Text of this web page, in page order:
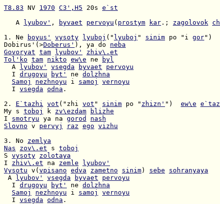
T8.83 NV 1970 C3',H5 20s e`st
   A
lyubov' , byvaet pervoyu ( prostym kar .; zagolovok
1. Ne
boyus' vysoty lyuboj (" lyuboj " sinim po "i gor
Dobirus'(>Doberus' ), ya do neba
Govoryat tam lyubov'
zhiv\.et
Tol'ko tam nikto ew\e ne
byl
  A
lyubov' vsegda byvaet
pervoyu
  I
drugoyu byt' ne dolzhna
Samoj
nezhnoyu i samoj
vernoyu
  I
vsegda odna .
2. E`tazhi vot ("zhi vot " sinim po " zhizn' ") ew\e
My s toboj k zv\ezdam
blizhe
I smotryu ya na gorod
nash
Slovno v pervyj raz ego vizhu
3. No zemlya
Nas
zov\.et s toboj
S vysoty zolotaya
I zhiv\.et na zemle
lyubov'
Vysotu v( vpisano edva zametno sinim) sebe
sohranyaya
A
lyubov' vsegda byvaet
pervoyu
  I
drugoyu byt' ne dolzhna
Samoj
nezhnoyu i samoj
vernoyu
  I
vsegda odna .